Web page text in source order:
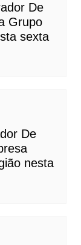
De
Grupo
sexta
De
nesta